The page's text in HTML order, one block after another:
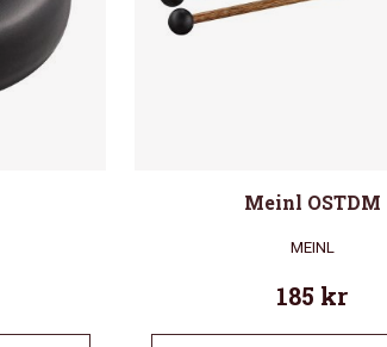
Meinl OSTDM
MEINL
185 kr